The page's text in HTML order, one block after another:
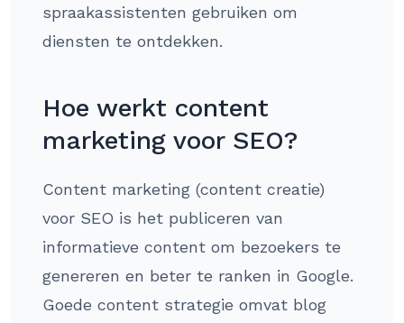
spraakassistenten gebruiken om
diensten te ontdekken.
Hoe werkt content
marketing voor SEO?
Content marketing (content creatie)
voor SEO is het publiceren van
informatieve content om bezoekers te
genereren en beter te ranken in Google.
Goede content strategie omvat blog